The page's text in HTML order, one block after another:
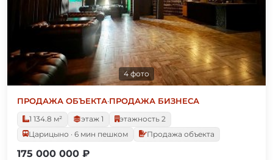
4 фото
ПРОДАЖА ОБЪЕКТА·ПРОДАЖА БИЗНЕСА
1 134.8 м²
этаж 1
этажность 2
Царицыно · 6 мин пешком
Продажа объекта
175 000 000 ₽